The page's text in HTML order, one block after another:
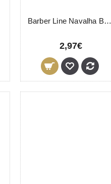
Barber Line Navalha Barbear 06435 Eurostil
2,97€